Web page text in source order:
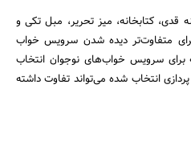
قدی، کتابخانه، میز تحریر، مبل تکی و
متفاوت‌تر دیده شدن سرویس خواب
برای سرویس خواب‌های نوجوان انتخاب
انتخاب شده می‌تواند تفاوت داشته